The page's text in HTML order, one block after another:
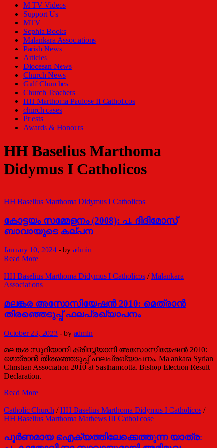
M TV Videos
Support Us
MTV
Sophia Books
Malankara Associations
Parish News
Articles
Diocesan News
Church News
Gulf Churches
Church Teachers
HH Marthoma Paulose II Catholicos
church cases
Priests
Awards & Honours
HH Baselius Marthoma
Didymus I Catholicos
HH Baselius Marthoma Didymus I Catholicos
കോട്ടയം സമ്മേളനം (2008): പ. ദിദിമോസ്
ബാവായുടെ കല്പന
January 10, 2024 - by admin
കോട്ടയം
(2008):
പ.
ബാവായുടെ
കല്പന
Read More
HH Baselius Marthoma Didymus I Catholicos /Malankara
Associations
മലങ്കര അസോസിയേഷന്‍ 2010: മെത്രാന്‍
തിരഞ്ഞെടുപ്പ് ഫലപ്രഖ്യാപനം
October 23, 2023 - by admin
മലങ്കര സുറിയാനി ക്രിസ്ത്യാനി അസോസിയേഷന്‍ 2010:
മെത്രാന്‍ തിരഞ്ഞെടുപ്പ് ഫലപ്രഖ്യാപനം. Malankara Syrian
Christian Association 2010 at Sasthamcotta. Bishop Election Result
Declaration.
മലങ്കര
2010:
മെത്രാന്‍
ഫലപ്രഖ്യാപനം
Read More
Catholic Church /HH Baselius Marthoma Didymus I Catholicos /
HH Baselius Marthoma Mathews III Catholicose
പൂ​ർ​ണ​മാ​യ ഐ​ക്യ​ത്തി​ലേ​ക്കെ​ത്തു​ന്ന യാ​ത്ര: